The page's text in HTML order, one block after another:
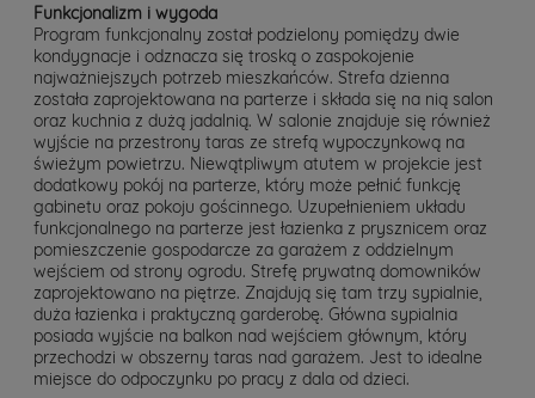
Funkcjonalizm i wygoda
Program funkcjonalny został podzielony pomiędzy dwie
kondygnacje i odznacza się troską o zaspokojenie
najważniejszych potrzeb mieszkańców. Strefa dzienna
została zaprojektowana na parterze i składa się na nią salon
oraz kuchnia z dużą jadalnią. W salonie znajduje się również
wyjście na przestrony taras ze strefą wypoczynkową na
świeżym powietrzu. Niewątpliwym atutem w projekcie jest
dodatkowy pokój na parterze, który może pełnić funkcję
gabinetu oraz pokoju gościnnego. Uzupełnieniem układu
funkcjonalnego na parterze jest łazienka z prysznicem oraz
pomieszczenie gospodarcze za garażem z oddzielnym
wejściem od strony ogrodu. Strefę prywatną domowników
zaprojektowano na piętrze. Znajdują się tam trzy sypialnie,
duża łazienka i praktyczną garderobę. Główna sypialnia
posiada wyjście na balkon nad wejściem głównym, który
przechodzi w obszerny taras nad garażem. Jest to idealne
miejsce do odpoczynku po pracy z dala od dzieci.